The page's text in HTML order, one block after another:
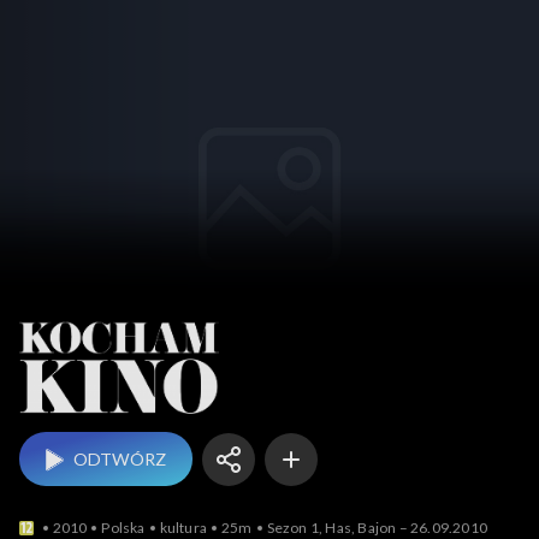
ODTWÓRZ
2010 Polska kultura 25m Sezon 1, Has, Bajon – 26.09.2010